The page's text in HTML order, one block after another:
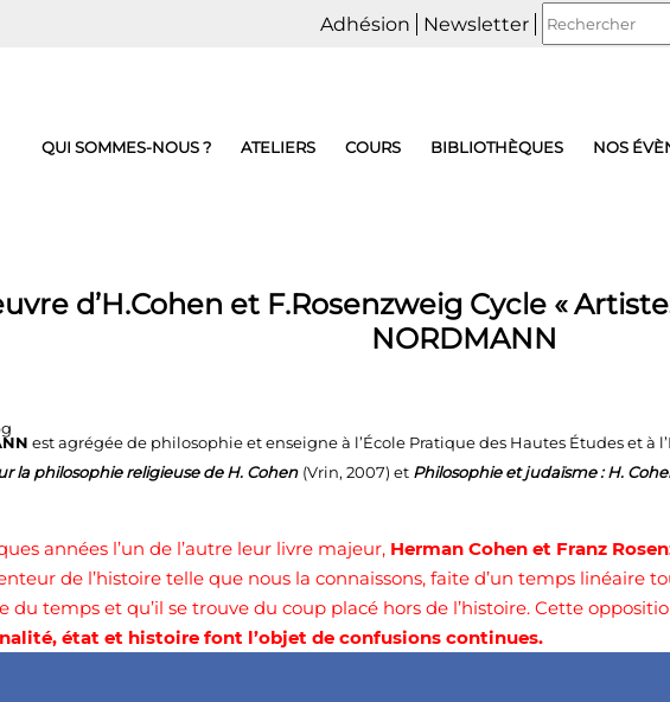
Adhésion Newsletter
QUI SOMMES-NOUS ? ATELIERS COURS BIBLIOTHÈQUES NOS
d’H.Cohen et F.Rosenzweig Cycle «
NORDMANN
est agrégée de philosophie et enseigne à l’École Pratique des Hautes Études et
la philosophie religieuse de H. Cohen (Vrin, 2007) et Philosophie et judaïsme : H.
années l’un de l’autre leur livre majeur, Herman Cohen et Franz
de l’histoire telle que nous la connaissons, faite d’un temps linéaire
du temps et qu’il se trouve du coup placé hors de l’histoire. Cette
état et histoire font l’objet de confusions continues.